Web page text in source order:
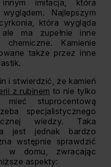
imitacja, która
Najlepszym
która wygląda
ma zupełnie inne
Kamienie
także przez inne
i stwierdzić, że kamień
z rubinem to nie tylko
stuprocentową
specjalistycznego
wiedzy. Taka
jest jednak bardzo
wstępnie sprawdzić
w domu, zwracając
aspekty: